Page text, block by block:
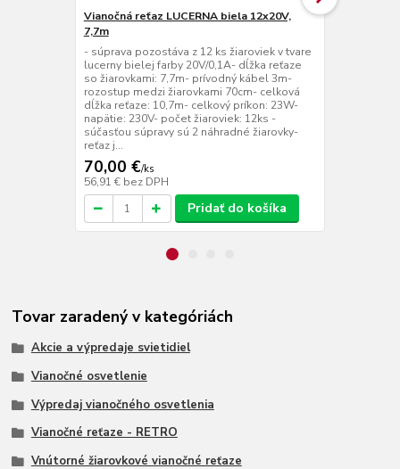
Vianočná reťaz LUCERNA biela 12x20V,
7,7m
- súprava pozostáva z 12 ks žiaroviek v tvare
lucerny bielej farby 20V/0,1A- dĺžka reťaze
so žiarovkami: 7,7m- prívodný kábel 3m-
rozostup medzi žiarovkami 70cm- celková
dĺžka reťaze: 10,7m- celkový príkon: 23W-
napätie: 230V- počet žiaroviek: 12ks -
súčasťou súpravy sú 2 náhradné žiarovky-
reťaz j...
70,00 €/ks
56,91 € bez DPH
Pridať do košíka
Tovar zaradený v kategóriách
Akcie a výpredaje svietidiel
Vianočné osvetlenie
Výpredaj vianočného osvetlenia
Vianočné reťaze - RETRO
Vnútorné žiarovkové vianočné reťaze